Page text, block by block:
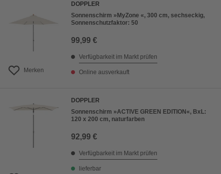
Merken
DOPPLER
Sonnenschirm »MyZone «, 300 cm, sechseckig,
Sonnenschutzfaktor: 50
99,99 €
Verfügbarkeit im Markt prüfen
Online ausverkauft
DOPPLER
Sonnenschirm »ACTIVE GREEN EDITION«, BxL:
120 x 200 cm, naturfarben
92,99 €
Verfügbarkeit im Markt prüfen
lieferbar